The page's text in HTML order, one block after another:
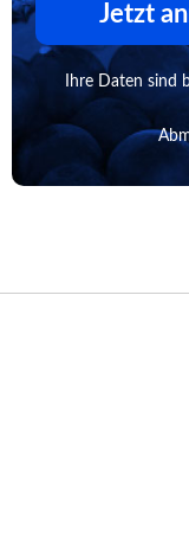
Jetzt
Ihre Daten sind